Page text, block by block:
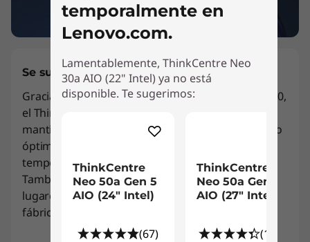
Se superan bajo presión
Gracias a nuestra refrigeración inteligente (ICE) 5.0,
el ThinkCentre Neo 30a (22" Intel) siempre se
mantiene frío bajo presión. Ofrece un rendimiento
óptimo mediante el control intuitivo de las
temperaturas internas y el consumo de energía.
También presenta distintos modos para distintos
lugares de trabajo, desde la oficina hasta una
fábrica.
temporalmente en
Lenovo.com.
Lamentablemente, ThinkCentre Neo
30a AIO (22" Intel) ya no está
disponible. Te sugerimos:
ThinkCentre
Neo 50a Gen 5
AIO (24" Intel)
(67)
ThinkCentre
Neo 50a Gen 5
AIO (27" Intel)
(105)